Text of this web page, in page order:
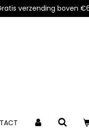
verzending boven